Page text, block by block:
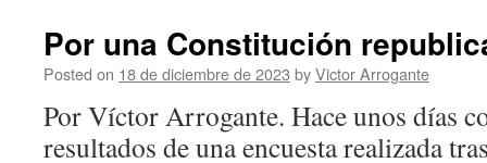
Por una Constitución
Posted on 18 de diciembre de 2023 byVictor Arrogante
Por Víctor Arrogante. Hace unos días
resultados de una encuesta realizada